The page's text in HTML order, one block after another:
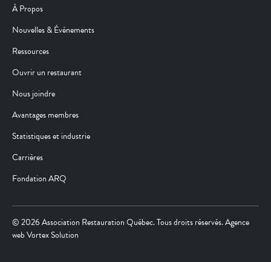
À Propos
Nouvelles & Événements
Ressources
Ouvrir un restaurant
Nous joindre
Avantages membres
Statistiques et industrie
Carrières
Fondation ARQ
© 2026 Association Restauration Québec. Tous droits réservés. Agence
webVortex Solution